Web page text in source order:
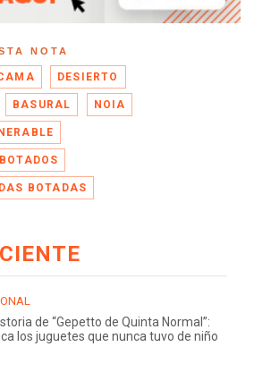
NOTA
DESIERTO
BASURAL NOIA
BOTADAS
de “Gepetto de Quinta Normal”:
los juguetes que nunca tuvo de niño